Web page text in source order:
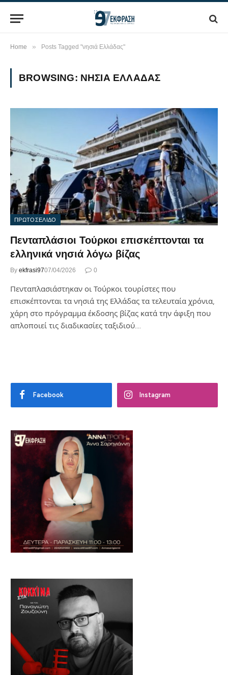
Home » Posts Tagged "νησιά Ελλάδας"
BROWSING: ΝΗΣΙΆ ΕΛΛΆΔΑΣ
ΠΡΩΤΟΣΕΛΙΔΟ
Πενταπλάσιοι Τούρκοι επισκέπτονται τα
ελληνικά νησιά λόγω βίζας
By ekfrasi9707/04/2026 0
Πενταπλασιάστηκαν οι Τούρκοι τουρίστες που
επισκέπτονται τα νησιά της Ελλάδας τα τελευταία χρόνια,
χάρη στο πρόγραμμα έκδοσης βίζας κατά την άφιξη που
απλοποιεί τις διαδικασίες ταξιδιού.…
Facebook Instagram